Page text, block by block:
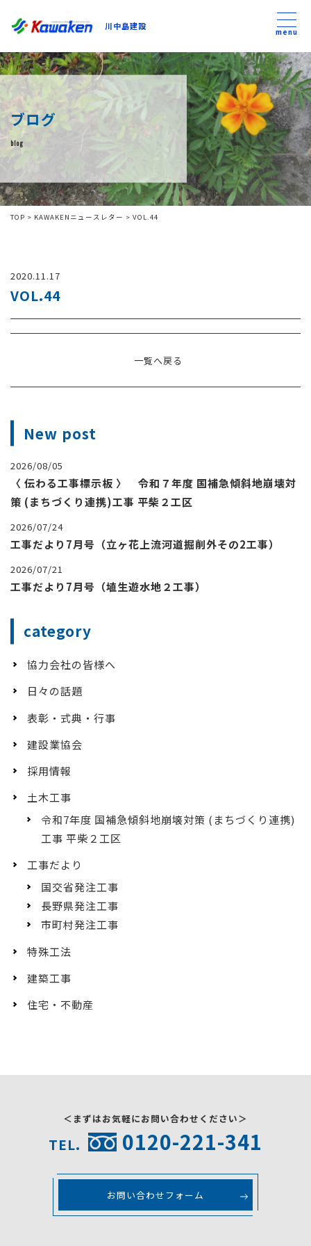
川中島建設
川中島建設
トップ
トピックス
事業内容
私たちについて
コンテンツ
採用情報
menu
ブログ
blog
TOP > KAWAKENニュースレター > VOL.44
2020.11.17
VOL.44
一覧へ戻る
New post
2026/08/05
〈 伝わる工事標示板 〉 令和７年度 国補急傾斜地崩壊対
策 (まちづくり連携)工事 平柴２工区
2026/07/24
工事だより7月号（立ヶ花上流河道掘削外その2工事）
2026/07/21
工事だより7月号（埴生遊水地２工事）
category
協力会社の皆様へ
日々の話題
表彰・式典・行事
建設業協会
採用情報
土木工事
令和7年度 国補急傾斜地崩壊対策 (まちづくり連携)
工事 平柴２工区
工事だより
国交省発注工事
長野県発注工事
市町村発注工事
特殊工法
建築工事
住宅・不動産
＜まずはお気軽にお問い合わせください＞
TEL. 0120-221-341
お問い合わせフォーム